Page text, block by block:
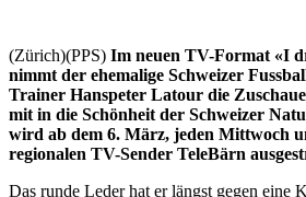
(Zürich)(PPS) Im neuen TV-Format «I
nimmt der ehemalige Schweizer
Trainer Hanspeter Latour die
mit in die Schönheit der Schweizer
wird ab dem 6. März, jeden Mittwoch
regionalen TV-Sender TeleBärn
Das runde Leder hat er längst gegen eine